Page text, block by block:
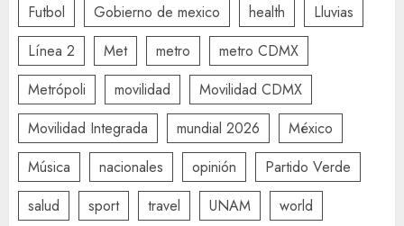
Futbol
Gobierno de mexico health
Lluvias
Línea 2
Met metro
metro CDMX
Metrópoli
movilidad
Movilidad CDMX
Movilidad Integrada
mundial 2026
México
Música
nacionales opinión
Partido Verde
salud
sport travel UNAM
world